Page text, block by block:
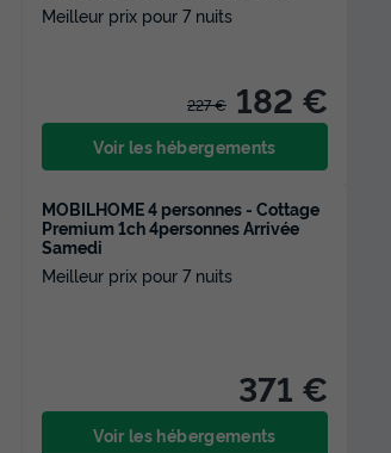
Meilleur prix pour 7 nuits
227 € 182 €
Voir les hébergements
MOBILHOME 4 personnes - Cottage
Premium 1ch 4personnes Arrivée
Samedi
Meilleur prix pour 7 nuits
371 €
Voir les hébergements